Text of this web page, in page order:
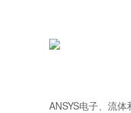
ANSYS电子、流